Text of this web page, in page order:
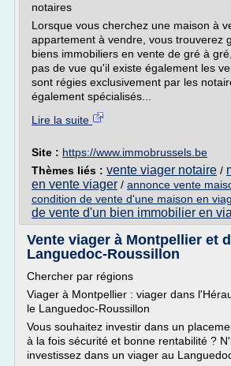
notaires
Lorsque vous cherchez une maison à
appartement à vendre, vous trouverez
biens immobiliers en vente de gré à
pas de vue qu'il existe également les
sont régies exclusivement par les
également spécialisés...
Lire la suite
Site : https://www.immobrussels.be
Thèmes liés : vente viager notaire /
en vente viager / annonce vente
condition de vente d'une maison en
de vente d'un bien immobilier en
Vente viager à Montpellier et
Languedoc-Roussillon
Chercher par régions
Viager à Montpellier : viager dans
le Languedoc-Roussillon
Vous souhaitez investir dans un
à la fois sécurité et bonne rentabilité ?
investissez dans un viager au